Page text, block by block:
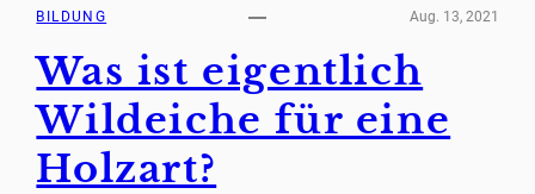
BILDUNG Aug. 13, 2021
Was ist eigentlich
Wildeiche für eine
Holzart?